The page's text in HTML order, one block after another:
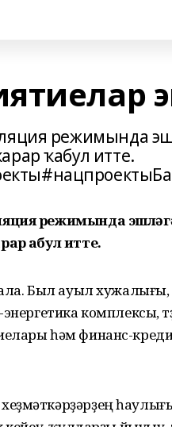
режимында
ҡабул итте.
режимында
ҡабул итте.
Был ауыл
комплексы,
һәм финанс-
һаулығы